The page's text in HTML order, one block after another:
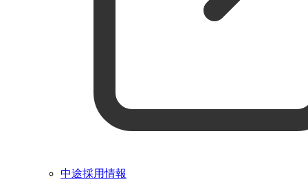
中途採用情報